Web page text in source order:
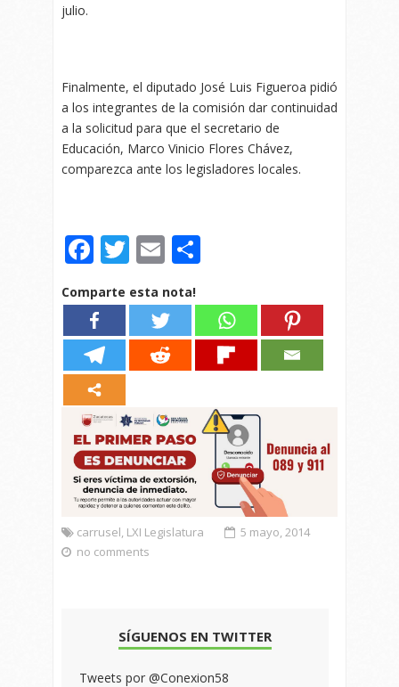
julio.
Finalmente, el diputado José Luis Figueroa pidió
a los integrantes de la comisión dar continuidad
a la solicitud para que el secretario de
Educación, Marco Vinicio Flores Chávez,
comparezca ante los legisladores locales.
Facebook
Twitter
Email
Comparte esta nota!
carrusel, LXI Legislatura
5 mayo, 2014
no comments
SÍGUENOS EN TWITTER
Tweets por @Conexion58